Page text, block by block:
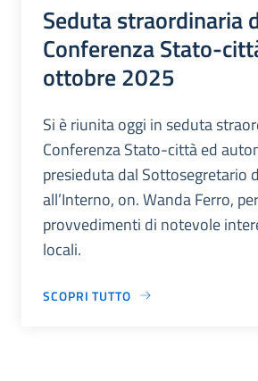
Seduta straordinaria
Conferenza Stato-
ottobre 2025
Si è riunita oggi in seduta
Conferenza Stato-città ed
presieduta dal Sottosegretario
all’Interno, on. Wanda Ferro,
provvedimenti di notevole
locali.
SCOPRI TUTTO